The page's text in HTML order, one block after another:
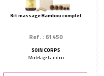
Kit massage Bambou complet
Ref. : 61450
SOIN CORPS
Modelage bambou